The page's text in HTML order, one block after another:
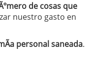
de cosas que
nuestro gasto en
personal saneada.